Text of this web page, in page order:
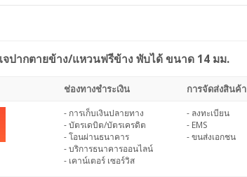
จปากตายข้าง/แหวนฟรีข้าง พับได้ ขนาด 14 มม.
ช่องทางชำระเงิน การจัดส่งสินค้า
- การเก็บเงินปลายทาง
- บัตรเดบิต/บัตรเครดิต
- โอนผ่านธนาคาร
- บริการธนาคารออนไลน์
- เคาน์เตอร์ เซอร์วิส
- ลงทะเบียน
- EMS
- ขนส่งเอกชน